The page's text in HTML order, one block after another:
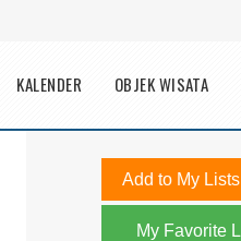
KALENDER OBJEK WISATA
Add to My Lists